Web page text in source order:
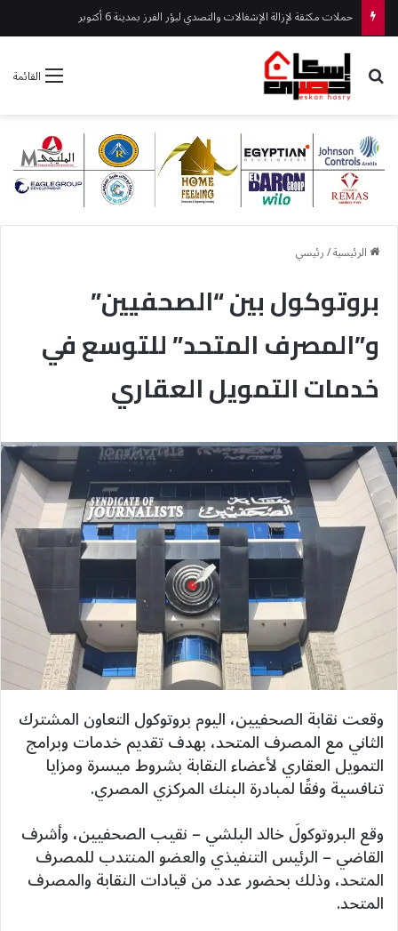
القائمة بحث عن
الرئيسية/رئيسي
بروتوكول بين “الصحفيين”
و”المصرف المتحد” للتوسع في
خدمات التمويل العقاري
وقعت نقابة الصحفيين، اليوم بروتوكول التعاون المشترك
الثاني مع المصرف المتحد، بهدف تقديم خدمات وبرامج
التمويل العقاري لأعضاء النقابة بشروط ميسرة ومزايا
تنافسية وفقًا لمبادرة البنك المركزي المصري.
وقع البروتوكولَ خالد البلشي – نقيب الصحفيين، وأشرف
القاضي – الرئيس التنفيذي والعضو المنتدب للمصرف
المتحد، وذلك بحضور عدد من قيادات النقابة والمصرف
المتحد.